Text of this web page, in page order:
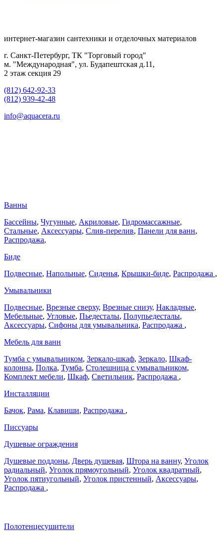
интернет-магазин сантехники и отделочных материалов
г. Санкт-Петербург, ТК "Торговый город"
м. "Международная", ул. Будапештская д.11,
2 этаж секция 29
(812) 642-92-33
(812) 939-42-48
info@aquacera.ru
Ванны
Бассейны, Чугунные, Акриловые, Гидромассажные,
Стальные, Аксессуары, Слив-перелив, Панели для ванн,
Распродажа,
Биде
Подвесные, Напольные, Сиденья, Крышки-биде, Распродажа ,
Умывальники
Подвесные, Врезные сверху, Врезные снизу, Накладные,
Мебельные, Угловые, Пьедесталы, Полупьедесталы,
Аксессуары, Сифоны для умывальника, Распродажа ,
Мебель для ванн
Тумба с умывальником, Зеркало-шкаф, Зеркало, Шкаф-
колонна, Полка, Тумба, Столешница с умывальником,
Комплект мебели, Шкаф, Светильник, Распродажа ,
Инсталляции
Бачок, Рама, Клавиши, Распродажа ,
Писсуары
Душевые ограждения
Душевые поддоны, Дверь душевая, Штора на ванну, Уголок
радиальный, Уголок прямоугольный, Уголок квадратный,
Уголок пятиугольный, Уголок пристенный, Аксессуары,
Распродажа ,
Полотенцесушители